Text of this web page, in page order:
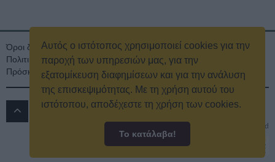
Αυτός ο ιστότοπος χρησιμοποιεί cookies για την
παροχή των υπηρεσιών μας, για την
εξατομίκευση διαφημίσεων και για την ανάλυση
της επισκεψιμότητας. Με τη χρήση αυτού του
ιστότοπου, αποδέχεστε τη χρήση των cookies.
Το κατάλαβα!
Όροι διαγωνισμού Όροι Χρήσης
Ταυτότητα
Πολιτική Απορρήτου & Cookies
Επικοινωνία
Οικονομικά στοιχεία
Πρόσκληση τακτικής γενικής συνέλευσης
Κρατική Διαφήμιση
ΔΡΟΜΟΣ 89.8 FM All rights reserved